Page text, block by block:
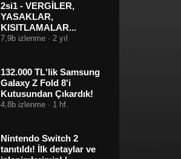
2si1 - VERGİLER,
YASAKLAR,
KISITLAMALAR...
7,9b izlenme · 2 yıl
132.000 TL'lik Samsung
Galaxy Z Fold 8'i
Kutusundan Çıkardık!
4,8b izlenme · 1 hf.
Nintendo Switch 2
tanıtıldı! İlk detaylar ve